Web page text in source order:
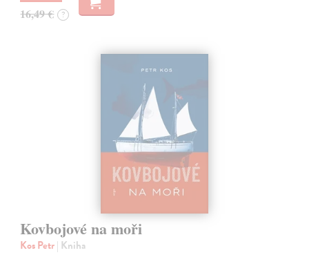
16,49 € ?
Kovbojové na moři
Kos Petr| Kniha